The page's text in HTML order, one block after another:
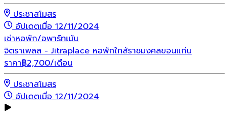
ประชาสโมสร
อัปเดตเมื่อ 12/11/2024
เช่าหอพัก/อพาร์ทเม้น
จิตราเพลส - Jitraplace หอพักใกล้ราชมงคลขอนแก่น
ราคา฿2,700/เดือน
ประชาสโมสร
อัปเดตเมื่อ 12/11/2024